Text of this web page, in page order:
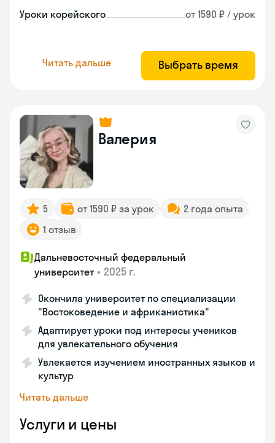
Уроки корейского от 1590 ₽ / урок
Читать дальше Выбрать время
Валерия
5 от 1590 ₽ за урок
2 года опыта
1 отзыв
Дальневосточный федеральный
университет • 2025 г.
Окончила университет по специализации
"Востоковедение и африканистика"
Адаптирует уроки под интересы учеников
для увлекательного обучения
Увлекается изучением иностранных языков и
культур
Читать дальше
Услуги и цены